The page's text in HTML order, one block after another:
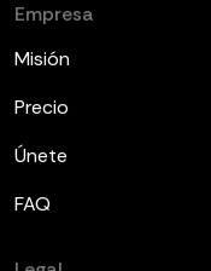
Empresa
Misión
Precio
Únete
FAQ